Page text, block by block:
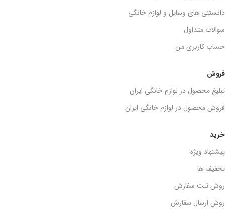
خرید
پیشنهاد ویژه
تخفیف ها
روش ثبت سفارش
روش ارسال سفارش
فروش
تبلیغ محصول در لوازم خانگی ایران
فروش محصول در لوازم خانگی ایران
دانستنی های وسایل و لوازم خانگی
سوالات متداول
حساب کاربری من